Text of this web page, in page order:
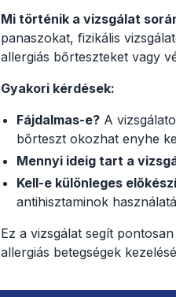
Mi történik a vizsgálat
panaszokat, fizikális
allergiás bőrteszteket vagy
Gyakori kérdések:
Fájdalmas-e? A
bőrteszt okozhat enyhe
Mennyi ideig tart a
Kell-e különleges
antihisztaminok
Ez a vizsgálat segít
allergiás betegségek